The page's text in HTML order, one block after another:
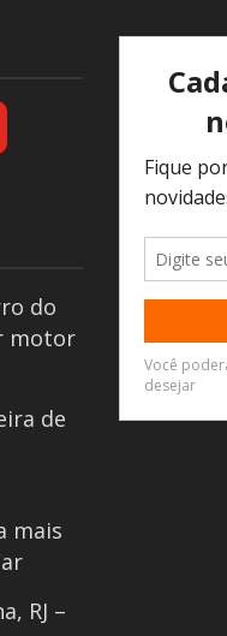
do
motor
de
mais
RJ –